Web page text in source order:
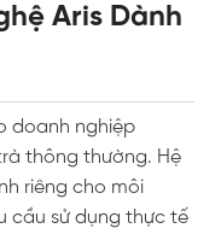
Aris Dành
doanh nghiệp
thông thường. Hệ
riêng cho môi
cầu sử dụng thực tế